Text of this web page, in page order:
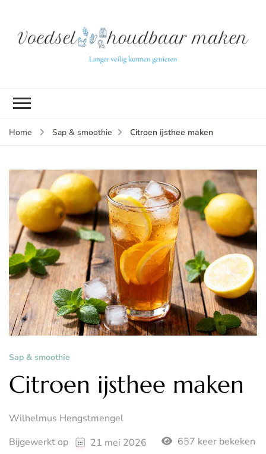
Home Sap & smoothie Citroen ijsthee maken
Sap & smoothie
Citroen ijsthee maken
Wilhelmus Hengstmengel
Bijgewerkt op
21 mei 2026 657 keer bekeken